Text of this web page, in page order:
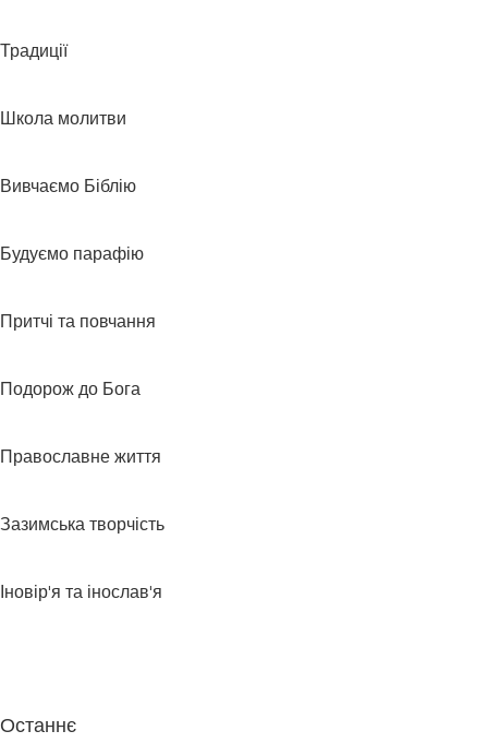
Традиції
Школа молитви
Вивчаємо Біблію
Будуємо парафію
Притчі та повчання
Подорож до Бога
Православне життя
Зазимська творчість
Іновір'я та інослав'я
Останнє